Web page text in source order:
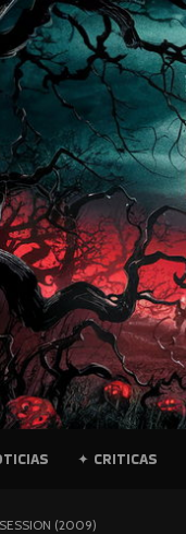
✦ CRITICAS
(2009)